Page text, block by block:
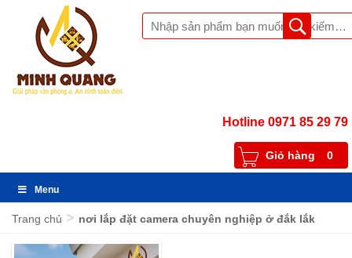
Hotline 0971 85 29 79
Giỏ hàng 0
Menu
Trang chủ > nơi lắp đặt camera chuyên nghiệp ở đắk lắk